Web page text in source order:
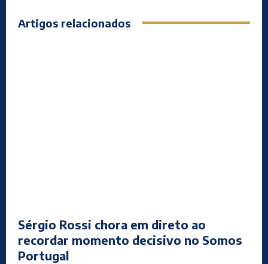
Artigos relacionados
Sérgio Rossi chora em direto ao
recordar momento decisivo no Somos
Portugal